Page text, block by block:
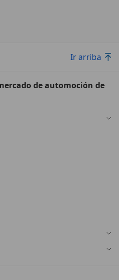
Ir arriba
de automoción de